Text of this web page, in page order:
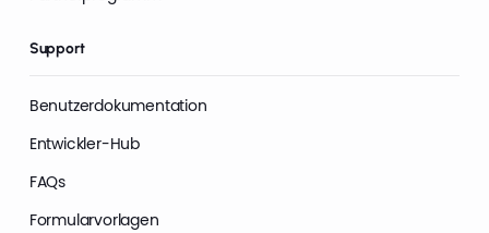
Support
Benutzerdokumentation
Entwickler-Hub
FAQs
Formularvorlagen